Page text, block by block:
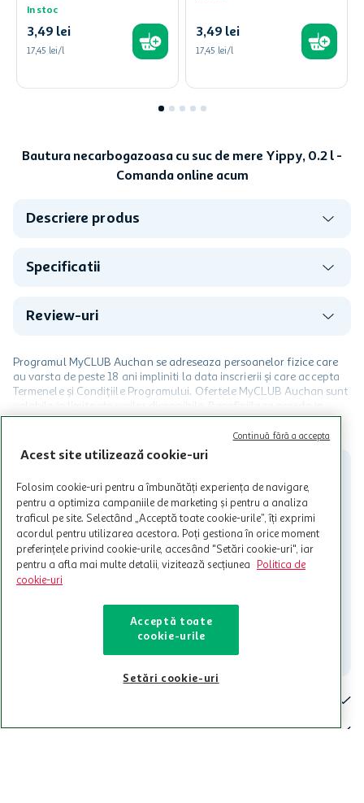
In stoc
3,49 lei
17,45 lei/l
3,49 lei
17,45 lei/l
Bautura necarbogazoasa cu suc de mere Yippy, 0.2 l -
Comanda online acum
Descriere produs
Specificatii
Review-uri
Programul MyCLUB Auchan se adreseaza persoanelor fizice care
au varsta de peste 18 ani impliniti la data inscrierii și care accepta
Termenele și Condițiile Programului. Ofertele MyCLUB Auchan sunt
limita a 12 unitati / card client o singura data in perioada promotiei.
Cardul poate fi utilizat doar in legatura cu magazinele Auchan
participante și pentru acțiuni promotionale indicate de Auchan si
nu raspunde pentru imposibilitatea utilizarii Cardului in perioada in
care aceste este suspendat sau in perioada in care sunt efectuate
intretineri sau reparatii tehnice la sistemul de utilizarea al Cardului.
Contacteaza-ne!
021-9141 contact@auchan.ro
Contact
Cine suntem
Acest site utilizează cookie-uri
Folosim cookie-uri pentru a îmbunătăți experiența de navigare,
pentru a optimiza campaniile de marketing și pentru a analiza
traficul pe site. Selectând „Acceptă toate cookie-urile”, îți exprimi
acordul pentru utilizarea acestora. Poți gestiona în orice moment
preferințele privind cookie-urile, accesând "Setări cookie-uri", iar
pentru a afla mai multe detalii, vizitează secțiunea
Politica de
cookie-uri
Acceptă toate
cookie-urile
Setări cookie-uri
Continuă fără a accepta